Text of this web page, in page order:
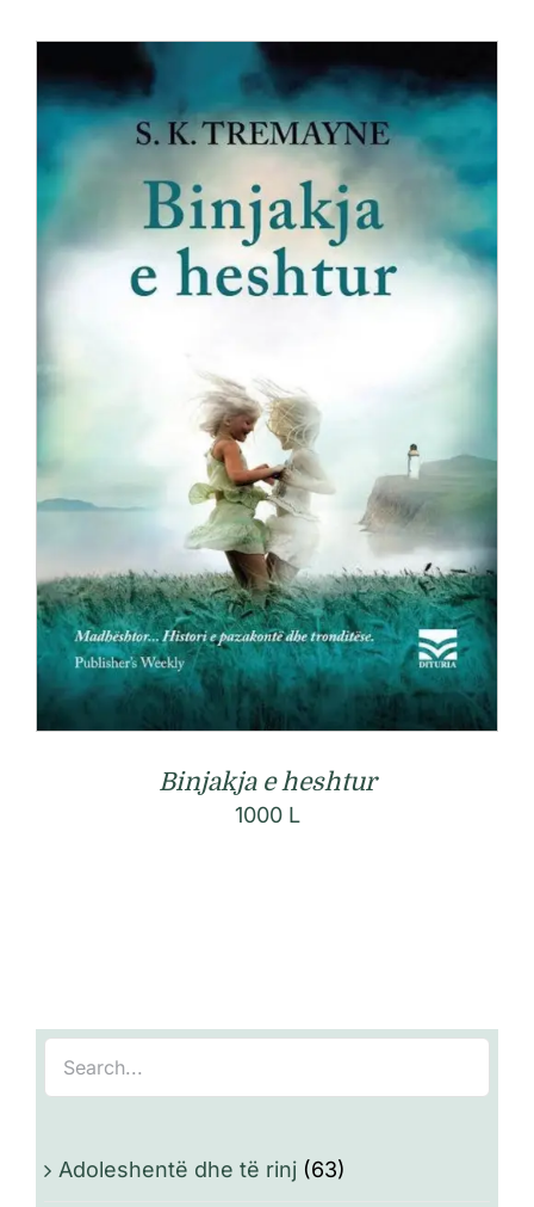
Anglisht
Ditarë
Evente
Blog
Binjakja e heshtur
1000 L
Adoleshentë dhe të rinj (63)